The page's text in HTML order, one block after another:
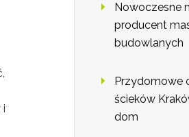
i
Nowoczesne
producent
budowlanych
Przydomowe
ścieków
dom